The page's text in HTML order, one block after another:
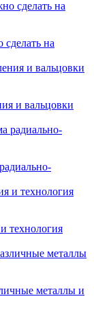
на
и вальцовки
технология
металлы и